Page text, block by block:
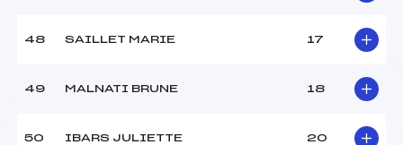
48 SAILLET MARIE 17
49 MALNATI BRUNE 18
50 IBARS JULIETTE 20